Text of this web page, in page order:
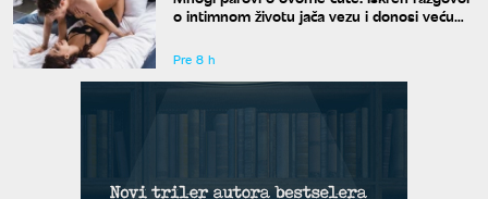
o intimnom životu jača vezu i donosi veću
Pre 8 h